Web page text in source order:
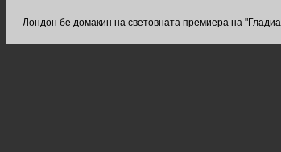
Лондон бе домакин на световната премиера на